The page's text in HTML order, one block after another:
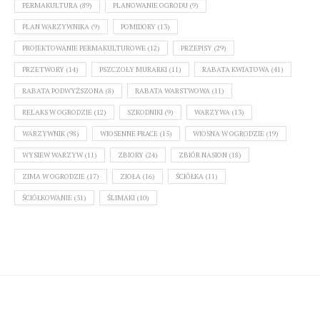
PERMAKULTURA (89) PLANOWANIE OGRODU (9)
PLAN WARZYWNIKA (9) POMIDORY (13)
PROJEKTOWANIE PERMAKULTUROWE (12) PRZEPISY (29)
PRZETWORY (14) PSZCZOŁY MURARKI (11) RABATA KWIATOWA (41)
RABATA PODWYŻSZONA (8) RABATA WARSTWOWA (11)
RELAKS W OGRODZIE (12) SZKODNIKI (9) WARZYWA (13)
WARZYWNIK (98) WIOSENNE PRACE (15) WIOSNA W OGRODZIE (19)
WYSIEW WARZYW (11) ZBIORY (24) ZBIÓR NASION (18)
ZIMA W OGRODZIE (17) ZIOŁA (16) ŚCIÓŁKA (11)
ŚCIÓŁKOWANIE (31) ŚLIMAKI (10)